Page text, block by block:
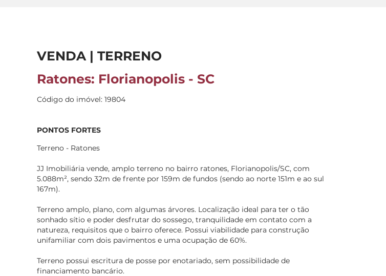
VENDA | TERRENO
Ratones: Florianopolis - SC
Código do imóvel: 19804
PONTOS FORTES
Terreno - Ratones
JJ Imobiliária vende, amplo terreno no bairro ratones, Florianopolis/SC, com
5.088m², sendo 32m de frente por 159m de fundos (sendo ao norte 151m e ao sul
167m).
Terreno amplo, plano, com algumas árvores. Localização ideal para ter o tão
sonhado sítio e poder desfrutar do sossego, tranquilidade em contato com a
natureza, requisitos que o bairro oferece. Possui viabilidade para construção
unifamiliar com dois pavimentos e uma ocupação de 60%.
Terreno possui escritura de posse por enotariado, sem possibilidade de
financiamento bancário.